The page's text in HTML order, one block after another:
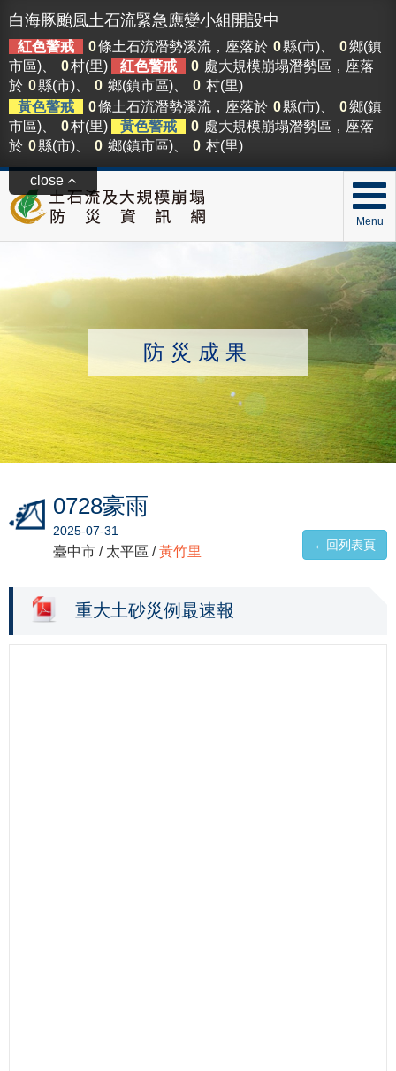
close
白海豚颱風土石流緊急應變小組開設中
紅色警戒 0條土石流潛勢溪流，座落於 0縣(市)、 0鄉(鎮
市區)、
0村(里) 紅色警戒 0 處大規模崩塌潛勢區，座落
於 0縣(市)、 0 鄉(鎮市區)、 0 村(里)
黃色警戒
0條土石流潛勢溪流，座落於 0縣(市)、 0鄉(鎮
市區)、
0村(里) 黃色警戒 0 處大規模崩塌潛勢區，座落
於 0縣(市)、 0 鄉(鎮市區)、 0 村(里)
Menu
防災成果
0728豪雨
2025-07-31
臺中市 / 太平區 /黃竹里 ←回列表頁
重大土砂災例最速報